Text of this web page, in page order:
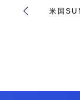
米国